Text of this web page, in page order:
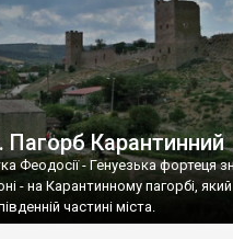
Пагорб Карантинний
Феодосії - Генуезька фортеця
- на Карантинному пагорбі, який
частині міста.